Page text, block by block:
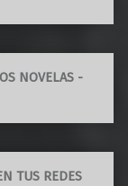
NOVELAS -
TUS REDES